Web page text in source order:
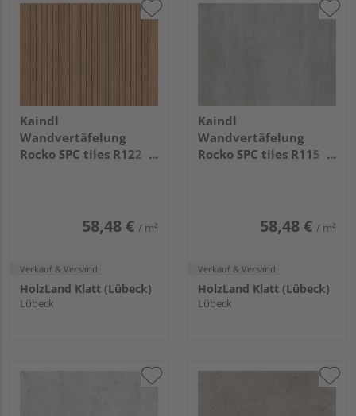
Kaindl
Wandvertäfelung
Rocko SPC tiles R122
58,48 € / m²
Verkauf & Versand
HolzLand Klatt (Lübeck)
Lübeck
Kaindl
Wandvertäfelung
Rocko SPC tiles R115
58,48 € / m²
Verkauf & Versand
HolzLand Klatt (Lübeck)
Lübeck